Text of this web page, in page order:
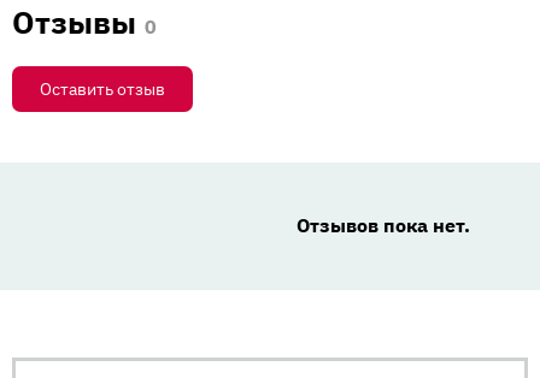
Отзывы 0
Оставить отзыв
Отзывов пока нет.